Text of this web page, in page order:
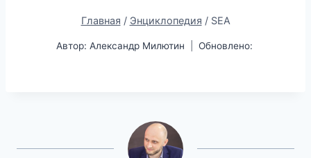
Главная / Энциклопедия / SEA
Автор: Александр Милютин Обновлено: